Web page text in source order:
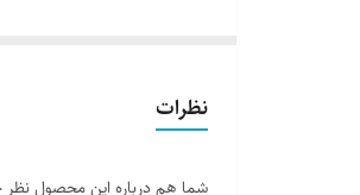
نمای محصول : داراینظرات
شما هم درباره این محصول نظر